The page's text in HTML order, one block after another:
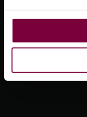
แอป Wheel Color
สม่ำ